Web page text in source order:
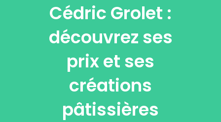
Cédric Grolet :
découvrez ses
prix et ses
créations
pâtissières